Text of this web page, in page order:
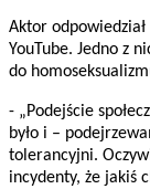
Aktor
YouTube. Jedno z
do
- „Podejście
było i –
tolerancyjni.
incydenty, że jakiś